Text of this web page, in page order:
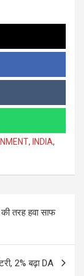
, INDIA,
की तरह हवा साफ
2% बढ़ा DA